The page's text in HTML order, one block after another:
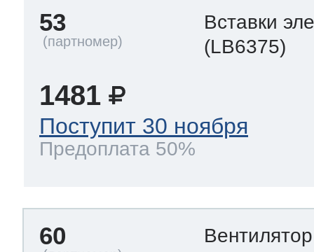
53
Вставки
(LB6375)
1481
Поступит 30 ноября
Предоплата 50%
60